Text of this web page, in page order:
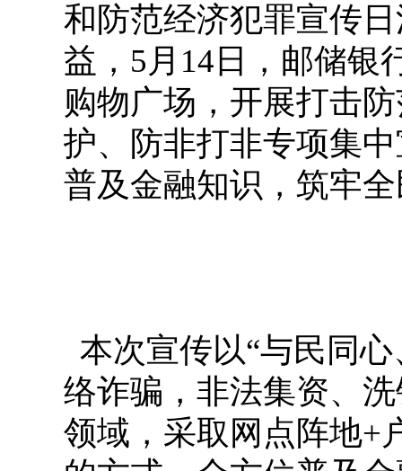
和防范经济犯罪宣传
益，5月14日，邮储银
购物广场，开展打击
护、防非打非专项集
普及金融知识，筑牢
本次宣传以“与民同
络诈骗，非法集资、
领域，采取网点阵地+